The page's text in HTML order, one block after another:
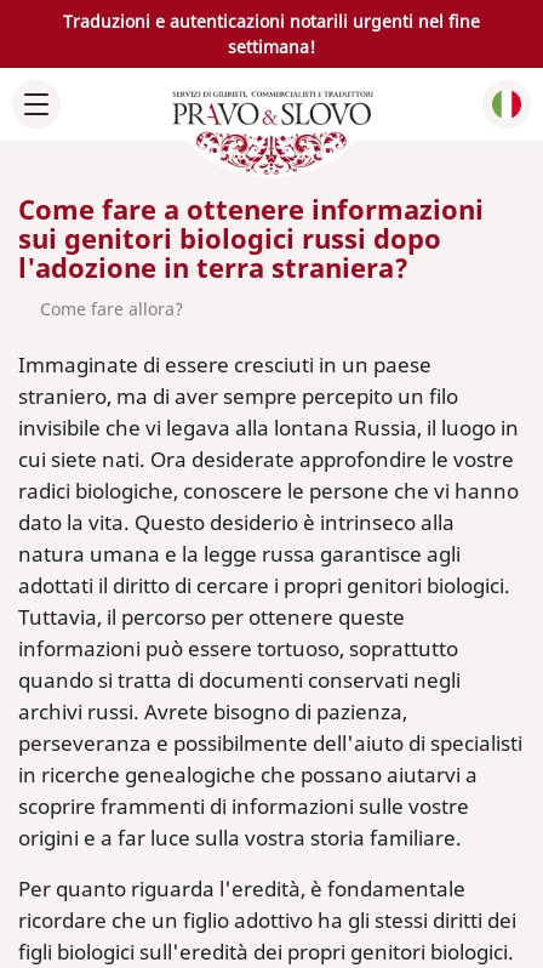
Traduzioni e autenticazioni notarili urgenti nel fine
settimana!
Come fare a ottenere informazioni
sui genitori biologici russi dopo
l'adozione in terra straniera?
Come fare allora?
Immaginate di essere cresciuti in un paese
straniero, ma di aver sempre percepito un filo
invisibile che vi legava alla lontana Russia, il luogo in
cui siete nati. Ora desiderate approfondire le vostre
radici biologiche, conoscere le persone che vi hanno
dato la vita. Questo desiderio è intrinseco alla
natura umana e la legge russa garantisce agli
adottati il diritto di cercare i propri genitori biologici.
Tuttavia, il percorso per ottenere queste
informazioni può essere tortuoso, soprattutto
quando si tratta di documenti conservati negli
archivi russi. Avrete bisogno di pazienza,
perseveranza e possibilmente dell'aiuto di specialisti
in ricerche genealogiche che possano aiutarvi a
scoprire frammenti di informazioni sulle vostre
origini e a far luce sulla vostra storia familiare.
Per quanto riguarda l'eredità, è fondamentale
ricordare che un figlio adottivo ha gli stessi diritti dei
figli biologici sull'eredità dei propri genitori biologici.